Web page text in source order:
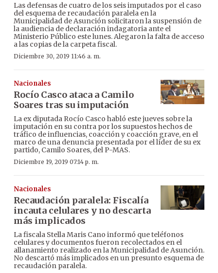
Las defensas de cuatro de los seis imputados por el caso
del esquema de recaudación paralela en la
Municipalidad de Asunción solicitaron la suspensión de
la audiencia de declaración indagatoria ante el
Ministerio Público este lunes. Alegaron la falta de acceso
a las copias de la carpeta fiscal.
Diciembre 30, 2019 11:46 a. m.
Nacionales
Rocío Casco ataca a Camilo
Soares tras su imputación
La ex diputada Rocío Casco habló este jueves sobre la
imputación en su contra por los supuestos hechos de
tráfico de influencias, coacción y coacción grave, en el
marco de una denuncia presentada por el líder de su ex
partido, Camilo Soares, del P-MAS.
Diciembre 19, 2019 07:14 p. m.
Nacionales
Recaudación paralela: Fiscalía
incauta celulares y no descarta
más implicados
La fiscala Stella Maris Cano informó que teléfonos
celulares y documentos fueron recolectados en el
allanamiento realizado en la Municipalidad de Asunción.
No descartó más implicados en un presunto esquema de
recaudación paralela.